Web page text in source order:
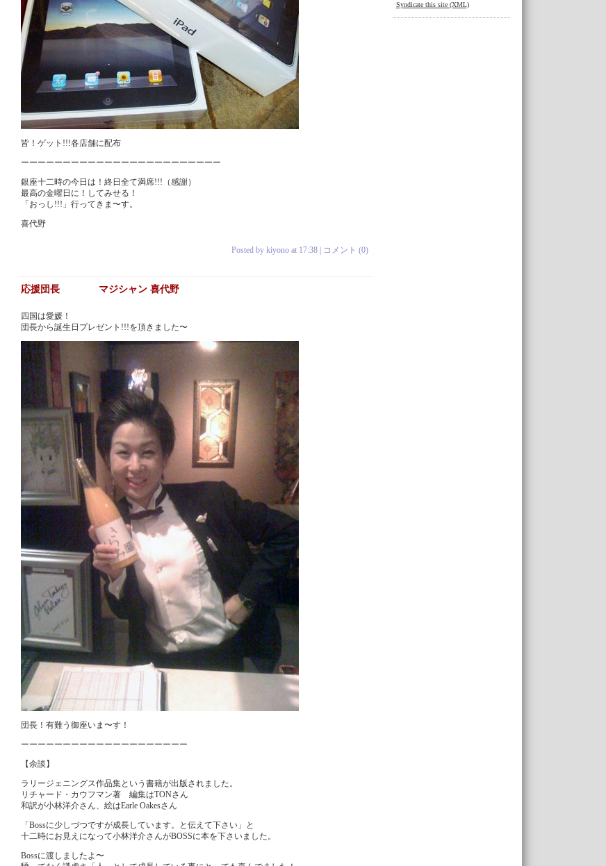
皆！ゲット!!!各店舗に配布
ーーーーーーーーーーーーーーーーーーーーーーーー
銀座十二時の今日は！終日全て満席!!!（感謝）
最高の金曜日に！してみせる！
「おっし!!!」行ってきま〜す。
喜代野
Posted by kiyono at 17:38 | コメント (0)
応援団長 マジシャン 喜代野
四国は愛媛！
団長から誕生日プレゼント!!!を頂きました〜
団長！有難う御座いま〜す！
ーーーーーーーーーーーーーーーーーーーー
【余談】
ラリージェニングス作品集という書籍が出版されました。
リチャード・カウフマン著 編集はTONさん
和訳が小林洋介さん、絵はEarle Oakesさん
「Bossに少しづつですが成長しています。と伝えて下さい」と
十二時にお見えになって小林洋介さんがBOSSに本を下さいました。
Bossに渡しましたよ〜
Syndicate this site (XML)